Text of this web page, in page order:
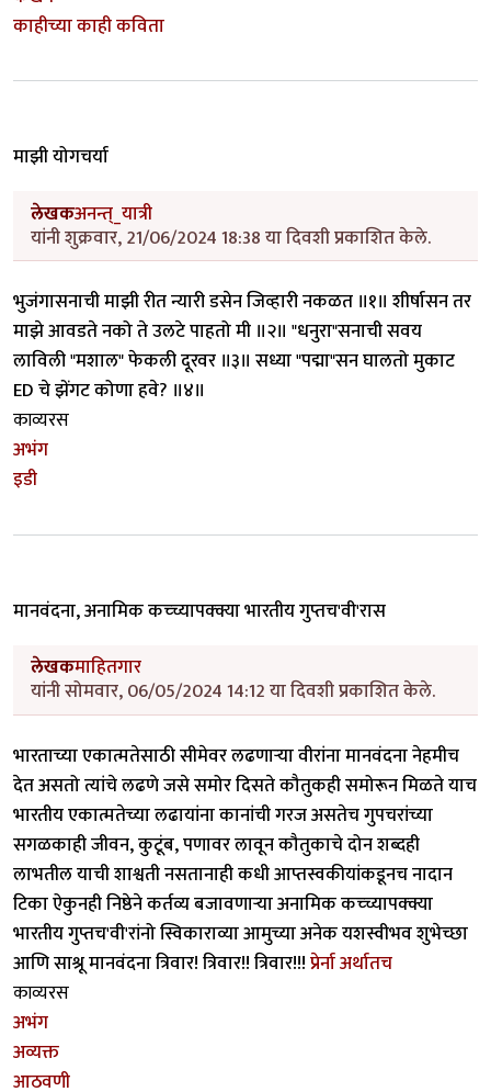
काहीच्या काही कविता
माझी योगचर्या
लेखकअनन्त्_यात्री
यांनी शुक्रवार, 21/06/2024 18:38 या दिवशी प्रकाशित केले.
भुजंगासनाची माझी रीत न्यारी डसेन जिव्हारी नकळत ॥१॥ शीर्षासन तर
माझे आवडते नको ते उलटे पाहतो मी ॥२॥ "धनुरा"सनाची सवय
लाविली "मशाल" फेकली दूरवर ॥३॥ सध्या "पद्मा"सन घालतो मुकाट
ED चे झेंगट कोणा हवे? ॥४॥
काव्यरस
अभंग
इडी
मानवंदना, अनामिक कच्च्यापक्क्या भारतीय गुप्तच'वी'रास
लेखकमाहितगार
यांनी सोमवार, 06/05/2024 14:12 या दिवशी प्रकाशित केले.
भारताच्या एकात्मतेसाठी सीमेवर लढणार्‍या वीरांना मानवंदना नेहमीच
देत असतो त्यांचे लढणे जसे समोर दिसते कौतुकही समोरून मिळते याच
भारतीय एकात्मतेच्या लढायांना कानांची गरज असतेच गुपचरांच्या
सगळकाही जीवन, कुटूंब, पणावर लावून कौतुकाचे दोन शब्दही
लाभतील याची शाश्वती नसतानाही कधी आप्तस्वकीयांकडूनच नादान
टिका ऐकुनही निष्ठेने कर्तव्य बजावणार्‍या अनामिक कच्च्यापक्क्या
भारतीय गुप्तच'वी'रांनो स्विकाराव्या आमुच्या अनेक यशस्वीभव शुभेच्छा
आणि साश्रू मानवंदना त्रिवार! त्रिवार!! त्रिवार!!!प्रेर्ना अर्थातच
काव्यरस
अभंग
अव्यक्त
आठवणी